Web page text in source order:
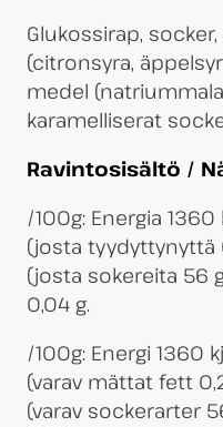
Glukossirap,
(citronsyra,
medel
karamelliserat
Ravintosisältö /
/100g: Energia
(josta tyydyttynyttä
(josta sokereita 56
0,04 g.
/100g: Energi 1360
(varav mättat fett
(varav sockerarter